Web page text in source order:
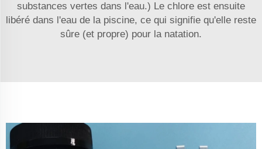
substances vertes dans l'eau.) Le chlore est ensuite
libéré dans l'eau de la piscine, ce qui signifie qu'elle reste
sûre (et propre) pour la natation.